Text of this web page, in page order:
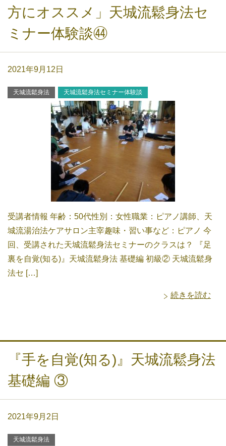
方にオススメ」天城流鬆身法セ
ミナー体験談㊹
2021年9月12日
天城流鬆身法 天城流鬆身法セミナー体験談
受講者情報 年齢：50代性別：女性職業：ピアノ講師、天
城流湯治法ケアサロン主宰趣味・習い事など：ピアノ 今
回、受講された天城流鬆身法セミナーのクラスは？ 『足
裏を自覚(知る)』天城流鬆身法 基礎編 初級② 天城流鬆身
法セ […]
続きを読む
『手を自覚(知る)』天城流鬆身法
基礎編 ③
2021年9月2日
天城流鬆身法